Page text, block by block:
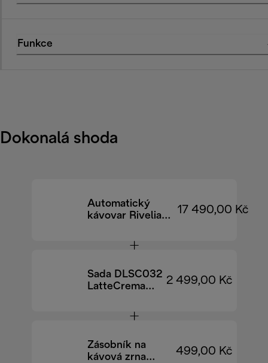
Funkce
Dokonalá shoda
Automatický
kávovar Rivelia
17 490,00 Kč
Sada DLSC032
LatteCrema
2 499,00 Kč
Zásobník na
kávová zrna
499,00 Kč